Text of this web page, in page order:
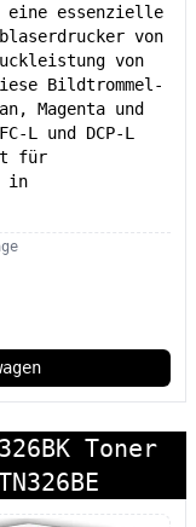
eine essenzielle
von
von
Bildtrommel-
Magenta und
L und DCP-L
für
in
Toner